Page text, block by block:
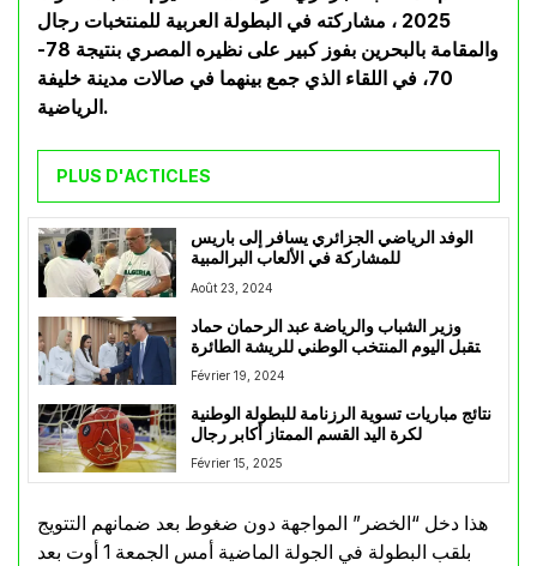
2025 ، مشاركته في البطولة العربية للمنتخبات رجال
والمقامة بالبحرين بفوز كبير على نظيره المصري بنتيجة 78-
70، في اللقاء الذي جمع بينهما في صالات مدينة خليفة
الرياضية.
PLUS D'ACTICLES
الوفد الرياضي الجزائري يسافر إلى باريس
للمشاركة في الألعاب البرالمبية
Août 23, 2024
وزير الشباب والرياضة عبد الرحمان حماد
يستقبل اليوم المنتخب الوطني للريشة الطائرة
بعد تتويجهم بالبطولة الإفريقية بمصر
Février 19, 2024
نتائج مباريات تسوية الرزنامة للبطولة الوطنية
لكرة اليد القسم الممتاز أكابر رجال
Février 15, 2025
هذا دخل “الخضر” المواجهة دون ضغوط بعد ضمانهم التتويج
بلقب البطولة في الجولة الماضية أمس الجمعة 1 أوت بعد